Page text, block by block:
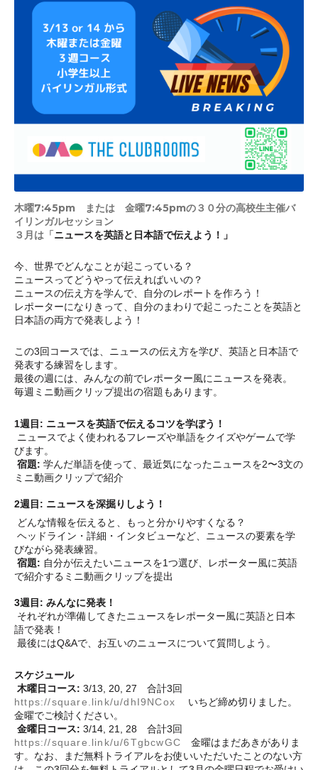
木曜7:45pm または 金曜7:45pmの３０分の高校生主催バ
イリンガルセッション
３月は「ニュースを英語と日本語で伝えよう！」
今、世界でどんなことが起こっている？
ニュースってどうやって伝えればいいの？
ニュースの伝え方を学んで、自分のレポートを作ろう！
レポーターになりきって、自分のまわりで起こったことを英語と
日本語の両方で発表しよう！
この3回コースでは、ニュースの伝え方を学び、英語と日本語で
発表する練習をします。
最後の週には、みんなの前でレポーター風にニュースを発表。
毎週ミニ動画クリップ提出の宿題もあります。
1週目: ニュースを英語で伝えるコツを学ぼう！
ニュースでよく使われるフレーズや単語をクイズやゲームで学
びます。
宿題: 学んだ単語を使って、最近気になったニュースを2〜3文の
ミニ動画クリップで紹介
2週 目: ニュースを深掘りしよう！
どんな情報を伝えると、もっと分かりやすくなる？
ヘッドライン・詳細・インタビューなど、ニュースの要素を学
びながら発表練習。
宿題: 自分が伝えたいニュースを1つ選び、レポーター風に英語
で紹介するミニ動画クリップを提出
3週 目: みんなに発表！
それぞれが準備してきたニュースをレポーター風に英語と日本
語で発表！
最後にはQ&Aで、お互いのニュースについて質問しよう。
スケジュール
木曜日コース: 3/13, 20, 27 合計3回
https://square.link/u/dhI9NCox いちど締め切りました。
金曜でご検討ください。
金曜日コース: 3/14, 21, 28 合計3回
https://square.link/u/6TgbcwGC 金曜はまだあきがありま
す。なお、まだ無料トライアルをお使いいただいたことのない方